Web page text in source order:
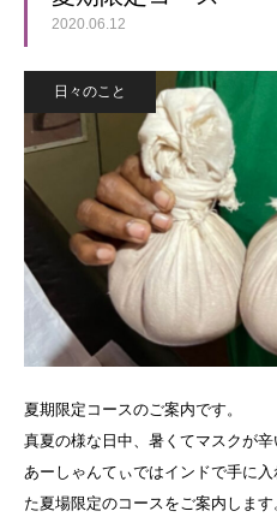
2020.06.12
日々のこと
夏期限定コースのご案内です。
真夏の様な日中、暑くてマスクが
あーしゃんてぃではインドで手に
た夏場限定のコースをご案内します